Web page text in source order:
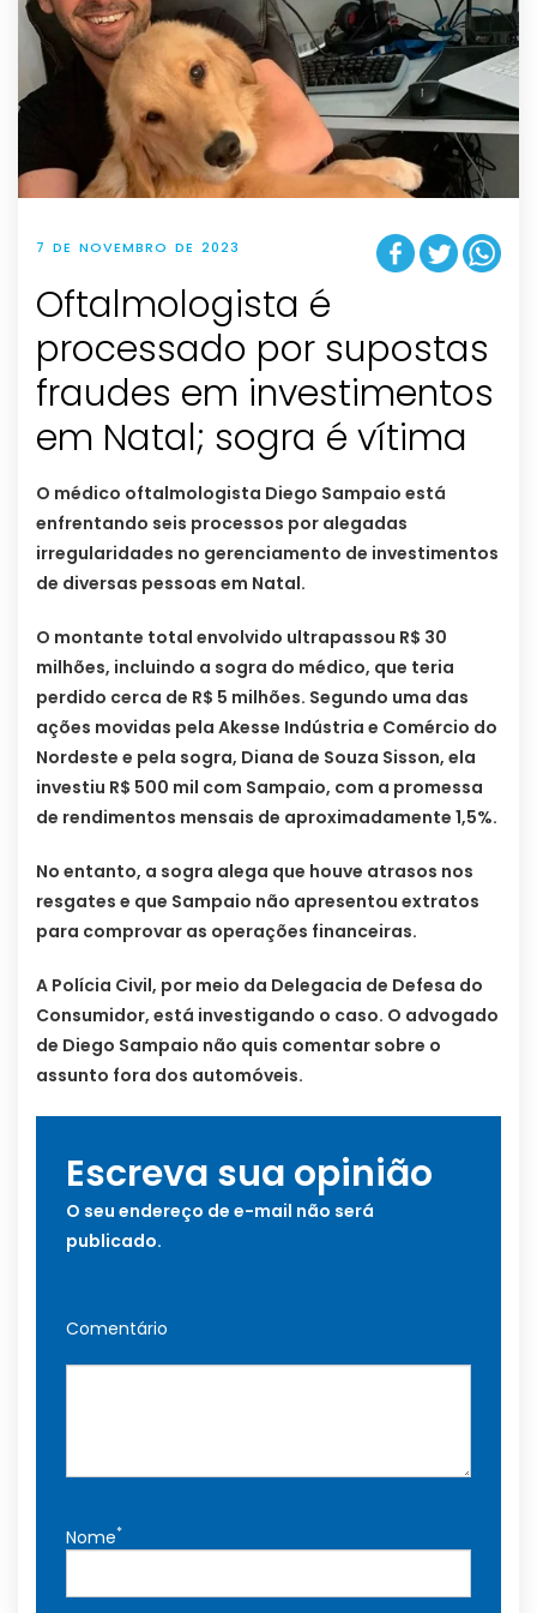
7 DE NOVEMBRO DE 2023
Oftalmologista é
processado por supostas
fraudes em investimentos
em Natal; sogra é vítima
O médico oftalmologista Diego Sampaio está
enfrentando seis processos por alegadas
irregularidades no gerenciamento de investimentos
de diversas pessoas em Natal.
O montante total envolvido ultrapassou R$ 30
milhões, incluindo a sogra do médico, que teria
perdido cerca de R$ 5 milhões. Segundo uma das
ações movidas pela Akesse Indústria e Comércio do
Nordeste e pela sogra, Diana de Souza Sisson, ela
investiu R$ 500 mil com Sampaio, com a promessa
de rendimentos mensais de aproximadamente 1,5%.
No entanto, a sogra alega que houve atrasos nos
resgates e que Sampaio não apresentou extratos
para comprovar as operações financeiras.
A Polícia Civil, por meio da Delegacia de Defesa do
Consumidor, está investigando o caso. O advogado
de Diego Sampaio não quis comentar sobre o
assunto fora dos automóveis.
Escreva sua opinião
O seu endereço de e-mail não será
publicado.
Comentário
Nome*